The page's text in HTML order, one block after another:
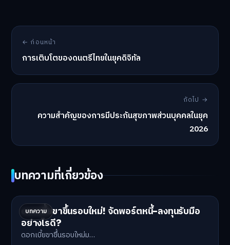
← ก่อนหน้า
การเติบโตของดนตรีไทยในยุคดิจิทัล
ถัดไป →
ความสำคัญของการมีประกันสุขภาพส่วนบุคคลในยุค
2026
บทความที่เกี่ยวข้อง
บทความ
ดอกเบี้ยขาขึ้นรอบใหม่! จัดพอร์ตหนี้-ลงทุนรับมือ
อย่างไรดี?
ดอกเบี้ยขาขึ้นรอบใหม่ม…